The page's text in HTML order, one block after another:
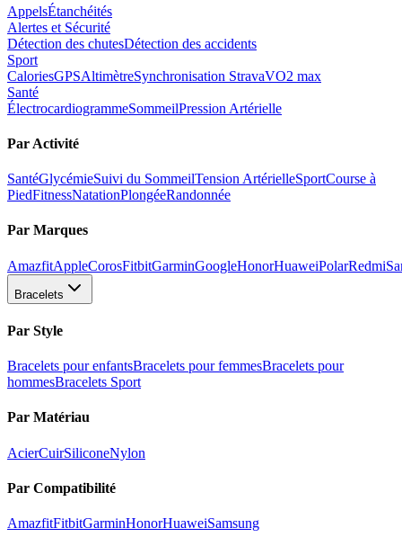
AppelsÉtanchéités
Alertes et Sécurité
Détection des chutesDétection des accidents
Sport
CaloriesGPSAltimètreSynchronisation StravaVO2 max
Santé
ÉlectrocardiogrammeSommeilPression Artérielle
Par Activité
SantéGlycémieSuivi du SommeilTension ArtérielleSportCourse à
PiedFitnessNatationPlongéeRandonnée
Par Marques
AmazfitAppleCorosFitbitGarminGoogleHonorHuaweiPolarRedmi
Bracelets
Par Style
Bracelets pour enfantsBracelets pour femmesBracelets pour
hommesBracelets Sport
Par Matériau
AcierCuirSiliconeNylon
Par Compatibilité
AmazfitFitbitGarminHonorHuaweiSamsung